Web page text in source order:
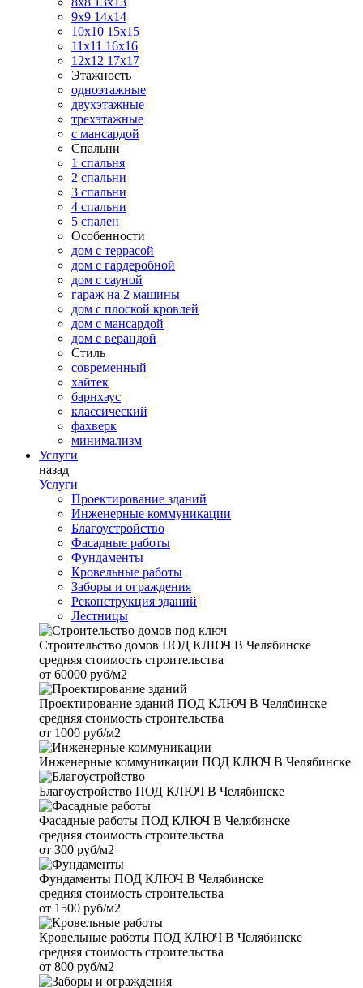
9х9 14х14
10х10 15х15
11x11 16х16
12х12 17х17
Этажность
одноэтажные
двухэтажные
трехэтажные
с мансардой
Спальни
1 спальня
2 спальни
3 спальни
4 спальни
5 спален
Особенности
дом с террасой
дом с гардеробной
дом с сауной
гараж на 2 машины
дом с плоской кровлей
дом с мансардой
дом с верандой
Стиль
современный
хайтек
барнхаус
классический
фахверк
минимализм
Услуги
назад
Услуги
Проектирование зданий
Инженерные коммуникации
Благоустройство
Фасадные работы
Фундаменты
Кровельные работы
Заборы и ограждения
Реконструкция зданий
Лестницы
Строительство домов ПОД КЛЮЧ В Челябинске
средняя стоимость строительства
от 60000 руб/м2
Проектирование зданий ПОД КЛЮЧ В Челябинске
средняя стоимость строительства
от 1000 руб/м2
Инженерные коммуникации ПОД КЛЮЧ В Челябинске
Благоустройство ПОД КЛЮЧ В Челябинске
Фасадные работы ПОД КЛЮЧ В Челябинске
средняя стоимость строительства
от 300 руб/м2
Фундаменты ПОД КЛЮЧ В Челябинске
средняя стоимость строительства
от 1500 руб/м2
Кровельные работы ПОД КЛЮЧ В Челябинске
средняя стоимость строительства
от 800 руб/м2